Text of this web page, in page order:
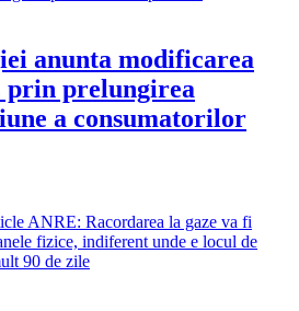
anunta modificarea
prelungirea
a consumatorilor